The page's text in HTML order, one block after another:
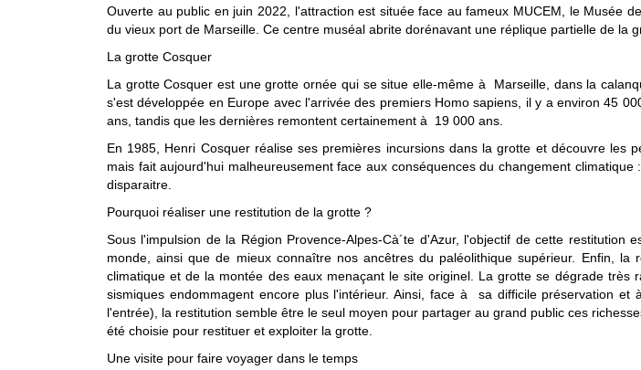
Ouverte au public en juin 2022, l'attraction est située face au fameux MUCEM, le Musée
du vieux port de Marseille. Ce centre muséal abrite dorénavant une réplique partielle de la
La grotte Cosquer
La grotte Cosquer est une grotte ornée qui se situe elle-même à Marseille, dans la
s'est développée en Europe avec l'arrivée des premiers Homo sapiens, il y a environ 45
ans, tandis que les dernières remontent certainement à 19 000 ans.
En 1985, Henri Cosquer réalise ses premières incursions dans la grotte et découvre les
mais fait aujourd'hui malheureusement face aux conséquences du changement
disparaitre.
Pourquoi réaliser une restitution de la grotte ?
Sous l'impulsion de la Région Provence-Alpes-Cà´te d'Azur, l'objectif de cette
monde, ainsi que de mieux connaître nos ancêtres du paléolithique supérieur. Enfin,
climatique et de la montée des eaux menaçant le site originel. La grotte se dégrade
sismiques endommagent encore plus l'intérieur. Ainsi, face à sa difficile préservation
l'entrée), la restitution semble être le seul moyen pour partager au grand public ces
été choisie pour restituer et exploiter la grotte.
Une visite pour faire voyager dans le temps